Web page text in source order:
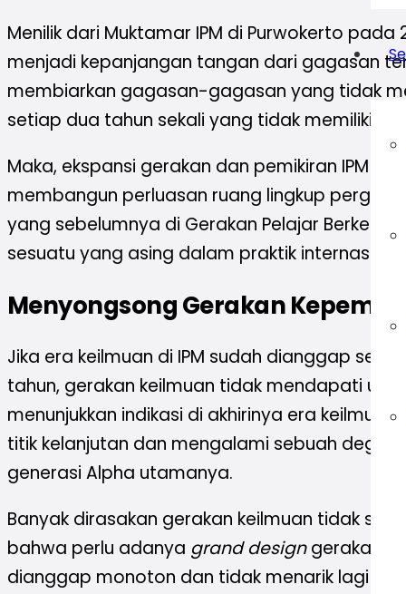
Menilik dari Muktamar IPM di Purwokerto pada
menjadi kepanjangan tangan dari gagasan
membiarkan gagasan-gagasan yang tidak
setiap dua tahun sekali yang tidak memiliki
Maka, ekspansi gerakan dan pemikiran IPM
membangun perluasan ruang lingkup
yang sebelumnya di Gerakan Pelajar
sesuatu yang asing dalam praktik
Menyongsong Gerakan
Jika era keilmuan di IPM sudah dianggap
tahun, gerakan keilmuan tidak mendapati
menunjukkan indikasi di akhirinya era
titik kelanjutan dan mengalami sebuah
generasi Alpha utamanya.
Banyak dirasakan gerakan keilmuan tidak
bahwa perlu adanya grand designgerakan
dianggap monoton dan tidak menarik lagi